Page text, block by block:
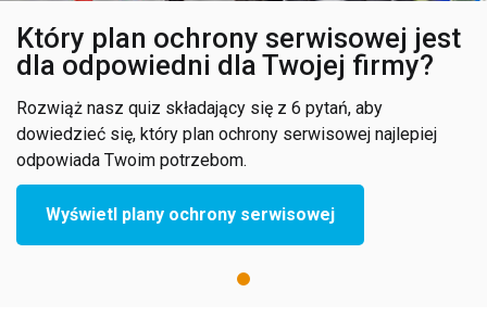
Który plan ochrony serwisowej jest
dla odpowiedni dla Twojej firmy?
Rozwiąż nasz quiz składający się z 6 pytań, aby
dowiedzieć się, który plan ochrony serwisowej najlepiej
odpowiada Twoim potrzebom.
Wyświetl plany ochrony serwisowej
1